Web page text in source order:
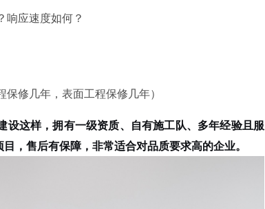
响应速度如何？
修几年，表面工程保修几年）
设这样，拥有一级资质、自有施工队、多年经验且服
，售后有保障，非常适合对品质要求高的企业。